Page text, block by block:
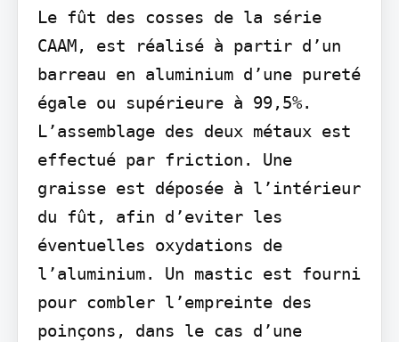
Le fût des cosses de la série
CAA­M, est réalisé à partir d’un
barreau en aluminium d’une pureté
égale ou supérieure à 99,5%.
L’assemblage des deux métaux est
effectué par friction. Une
graisse est déposée à l’intérieur
du fût, afin d’eviter les
éventuelles oxydations de
l’aluminium. Un mastic est fourni
pour combler l’empreinte des
poinçons, dans le cas d’une